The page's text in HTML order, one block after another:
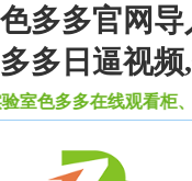
色多多官网
多多日逼视
多多在线观看柜